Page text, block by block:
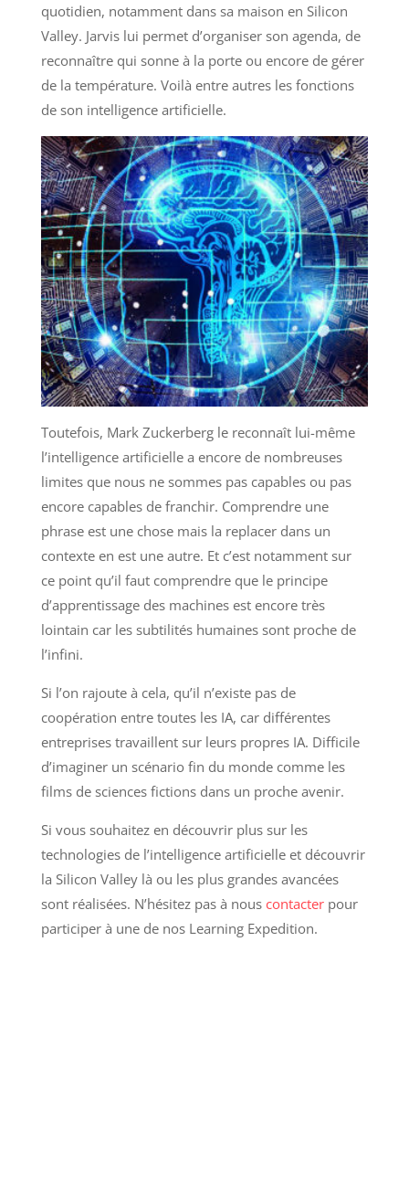
quotidien, notamment dans sa maison en Silicon
Valley. Jarvis lui permet d’organiser son agenda, de
reconnaître qui sonne à la porte ou encore de gérer
de la température. Voilà entre autres les fonctions
de son intelligence artificielle.
Toutefois, Mark Zuckerberg le reconnaît lui-même
l’intelligence artificielle a encore de nombreuses
limites que nous ne sommes pas capables ou pas
encore capables de franchir. Comprendre une
phrase est une chose mais la replacer dans un
contexte en est une autre. Et c’est notamment sur
ce point qu’il faut comprendre que le principe
d’apprentissage des machines est encore très
lointain car les subtilités humaines sont proche de
l’infini.
Si l’on rajoute à cela, qu’il n’existe pas de
coopération entre toutes les IA, car différentes
entreprises travaillent sur leurs propres IA. Difficile
d’imaginer un scénario fin du monde comme les
films de sciences fictions dans un proche avenir.
Si vous souhaitez en découvrir plus sur les
technologies de l’intelligence artificielle et découvrir
la Silicon Valley là ou les plus grandes avancées
sont réalisées. N’hésitez pas à nous contacterpour
participer à une de nos Learning Expedition.